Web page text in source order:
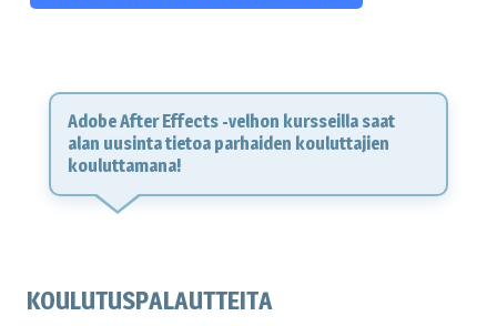
Adobe After Effects -velhon kursseilla saat
alan uusinta tietoa parhaiden kouluttajien
kouluttamana!
KOULUTUSPALAUTTEITA